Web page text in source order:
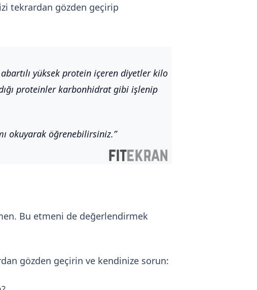
tekrardan gözden geçirip
yüksek protein içeren diyetler kilo
proteinler karbonhidrat gibi işlenip
okuyarak öğrenebilirsiniz.
Bu etmeni de değerlendirmek
gözden geçirin ve kendinize sorun: